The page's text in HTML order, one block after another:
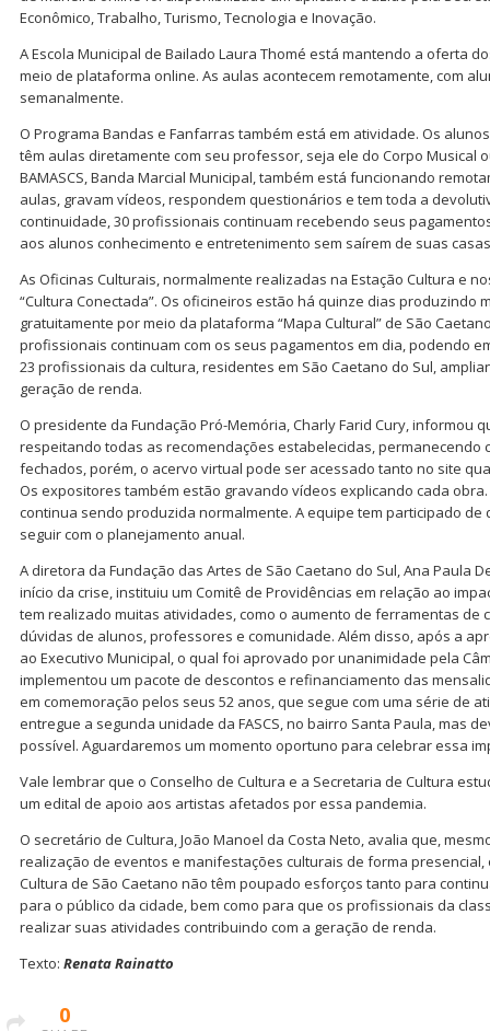
Econômico, Trabalho, Turismo, Tecnologia e Inovação.
A Escola Municipal de Bailado Laura Thomé está mantendo a oferta
meio de plataforma online. As aulas acontecem remotamente, com
semanalmente.
O Programa Bandas e Fanfarras também está em atividade. Os
têm aulas diretamente com seu professor, seja ele do Corpo Musical
BAMASCS, Banda Marcial Municipal, também está funcionando
aulas, gravam vídeos, respondem questionários e tem toda a
continuidade, 30 profissionais continuam recebendo seus
aos alunos conhecimento e entretenimento sem saírem de suas
As Oficinas Culturais, normalmente realizadas na Estação Cultura e
“Cultura Conectada”. Os oficineiros estão há quinze dias produzindo
gratuitamente por meio da plataforma “Mapa Cultural” de São
profissionais continuam com os seus pagamentos em dia, podendo
23 profissionais da cultura, residentes em São Caetano do Sul,
geração de renda.
O presidente da Fundação Pró-Memória, Charly Farid Cury, informou
respeitando todas as recomendações estabelecidas, permanecendo
fechados, porém, o acervo virtual pode ser acessado tanto no site
Os expositores também estão gravando vídeos explicando cada
continua sendo produzida normalmente. A equipe tem participado
seguir com o planejamento anual.
A diretora da Fundação das Artes de São Caetano do Sul, Ana Paula
início da crise, instituiu um Comitê de Providências em relação ao
tem realizado muitas atividades, como o aumento de ferramentas de
dúvidas de alunos, professores e comunidade. Além disso, após a
ao Executivo Municipal, o qual foi aprovado por unanimidade pela
implementou um pacote de descontos e refinanciamento das
em comemoração pelos seus 52 anos, que segue com uma série de
entregue a segunda unidade da FASCS, no bairro Santa Paula, mas
possível. Aguardaremos um momento oportuno para celebrar essa
Vale lembrar que o Conselho de Cultura e a Secretaria de Cultura
um edital de apoio aos artistas afetados por essa pandemia.
O secretário de Cultura, João Manoel da Costa Neto, avalia que,
realização de eventos e manifestações culturais de forma presencial,
Cultura de São Caetano não têm poupado esforços tanto para
para o público da cidade, bem como para que os profissionais da
realizar suas atividades contribuindo com a geração de renda.
Texto: Renata Rainatto
0